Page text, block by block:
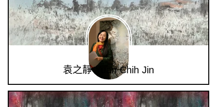
袁之靜 Yuan Chih Jin